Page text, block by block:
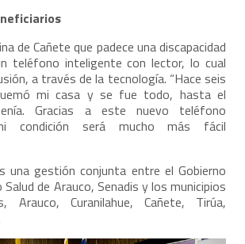
de Cañete que padece una discapacidad
teléfono inteligente con lector, lo cual
a través de la tecnología. “Hace seis
mi casa y se fue todo, hasta el
Gracias a este nuevo teléfono
condición será mucho más fácil
una gestión conjunta entre el Gobierno
Salud de Arauco, Senadis y los municipios
Arauco, Curanilahue, Cañete, Tirúa,